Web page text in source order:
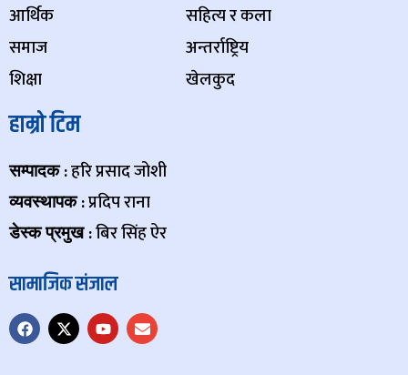
आर्थिक
समाज
शिक्षा
सहित्य र कला
अन्तर्राष्ट्रिय
खेलकुद
हाम्रो टिम
सम्पादक: हरि प्रसाद जोशी
व्यवस्थापक: प्रदिप राना
डेस्क प्रमुख : बिर सिंह ऐर
सामाजिक संजाल